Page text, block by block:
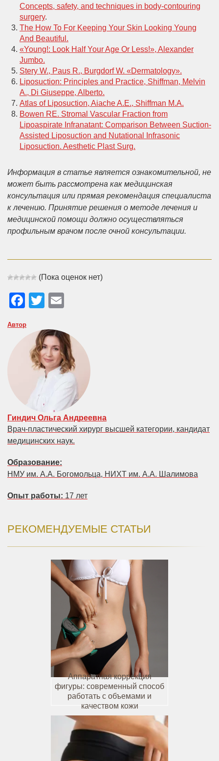
Concepts, safety, and techniques in body-contouring
surgery.
The How To For Keeping Your Skin Looking Young
And Beautiful.
«Young!: Look Half Your Age Or Less!», Alexander
Jumbo.
Stery W., Paus R., Burgdorf W. «Dermatology».
Liposuction: Principles and Practice, Shiffman, Melvin
A., Di Giuseppe, Alberto.
Atlas of Liposuction, Aiache A.E., Shiffman M.A.
Bowen RE. Stromal Vascular Fraction from
Lipoaspirate Infranatant: Comparison Between Suction-
Assisted Liposuction and Nutational Infrasonic
Liposuction. Aesthetic Plast Surg.
Информация в статье является ознакомительной, не
может быть рассмотрена как медицинская
консультация или прямая рекомендация специалиста
к лечению. Принятие решения о методе лечения и
медицинской помощи должно осуществляться
профильным врачом после очной консультации.
(Пока оценок нет)
Facebook
Twitter
Автор
Гиндич Ольга Андреевна
Врач-пластический хирург высшей категории, кандидат
медицинских наук.
Образование:
НМУ им. А.А. Богомольца, НИХТ им. А.А. Шалимова
Опыт работы: 17 лет
РЕКОМЕНДУЕМЫЕ СТАТЬИ
Аппаратная коррекция
фигуры: современный способ
работать с объемами и
качеством кожи